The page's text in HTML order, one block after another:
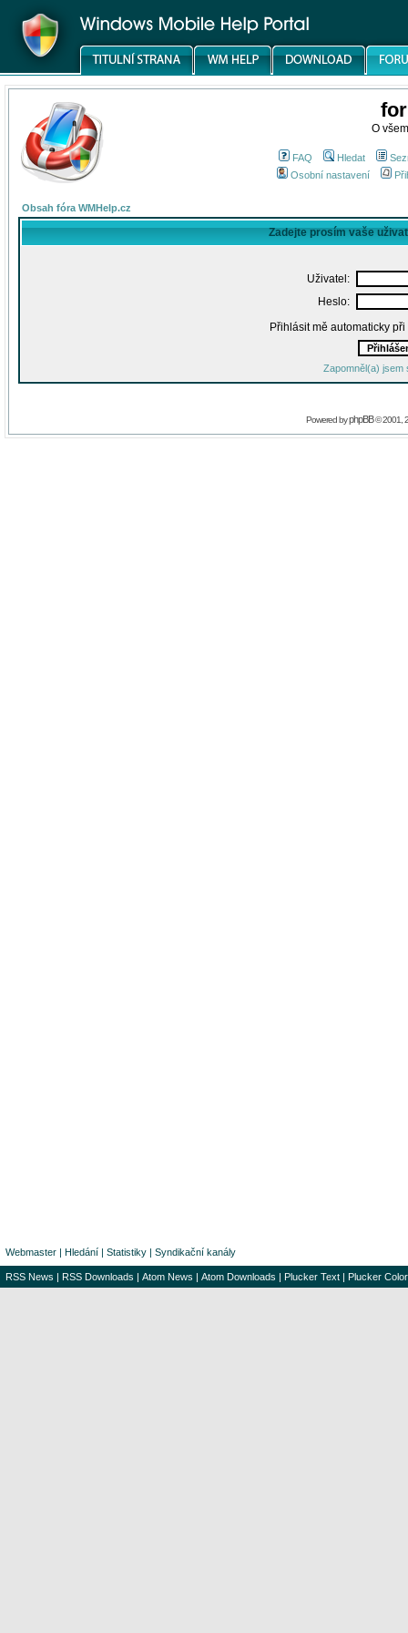
O
FAQ Hledat
Osobní nastavení
Obsah fóra WMHelp.cz
Zadejte prosím vaše
Uživatel:
Heslo:
Přihlásit mě automaticky
Zapomněl(a) jsem
Powered byphpBB© 2001,
Webmaster | Hledání | Statistiky | Syndikační kanály
RSS News | RSS Downloads | Atom News | Atom Downloads | Plucker Text | Plucker Color